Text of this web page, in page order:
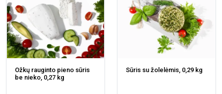
Ožkų rauginto pieno sūris
be nieko, 0,27 kg
Sūris su žolelėmis, 0,29 kg